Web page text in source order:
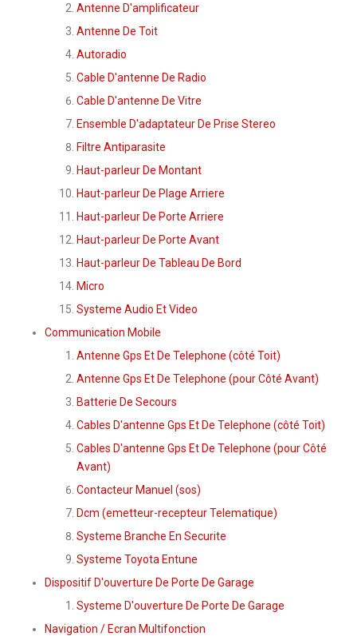
Antenne D'amplificateur
Antenne De Toit
Autoradio
Cable D'antenne De Radio
Cable D'antenne De Vitre
Ensemble D'adaptateur De Prise Stereo
Filtre Antiparasite
Haut-parleur De Montant
Haut-parleur De Plage Arriere
Haut-parleur De Porte Arriere
Haut-parleur De Porte Avant
Haut-parleur De Tableau De Bord
Micro
Systeme Audio Et Video
Communication Mobile
Antenne Gps Et De Telephone (côté Toit)
Antenne Gps Et De Telephone (pour Côté Avant)
Batterie De Secours
Cables D'antenne Gps Et De Telephone (côté Toit)
Cables D'antenne Gps Et De Telephone (pour Côté
Avant)
Contacteur Manuel (sos)
Dcm (emetteur-recepteur Telematique)
Systeme Branche En Securite
Systeme Toyota Entune
Dispositif D'ouverture De Porte De Garage
Systeme D'ouverture De Porte De Garage
Navigation / Ecran Multifonction